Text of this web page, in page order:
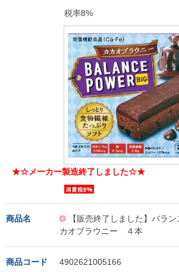
税率8%
★☆メーカー製造終了しました☆★
商品名
【販売終了しました】バ
カオブラウニー ４本
商品コード 4902621005166